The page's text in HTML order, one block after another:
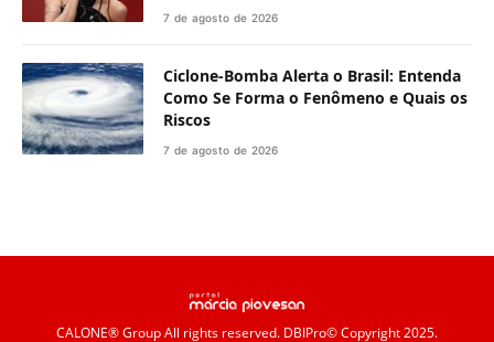
7 de agosto de 2026
Ciclone-Bomba Alerta o Brasil: Entenda
Como Se Forma o Fenômeno e Quais os
Riscos
7 de agosto de 2026
CALONE® GroupAll rights reserved. DBIPro© Copyright 2025.